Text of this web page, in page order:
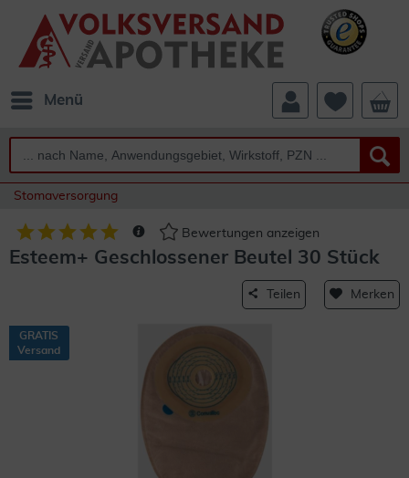
Menü
Stomaversorgung
Bewertungen anzeigen
Esteem+ Geschlossener Beutel 30 Stück
Teilen Merken
GRATIS
Versand